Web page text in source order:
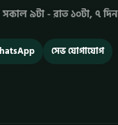
সকাল ৯টা - রাত ১০টা, ৭ দিন
সেভ যোগাযোগ